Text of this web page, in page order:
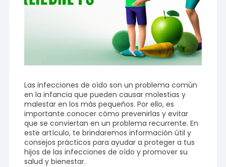
Las infecciones de oído son un problema común
en la infancia que pueden causar molestias y
malestar en los más pequeños. Por ello, es
importante conocer cómo prevenirlas y evitar
que se conviertan en un problema recurrente. En
este artículo, te brindaremos información útil y
consejos prácticos para ayudar a proteger a tus
hijos de las infecciones de oído y promover su
salud y bienestar.